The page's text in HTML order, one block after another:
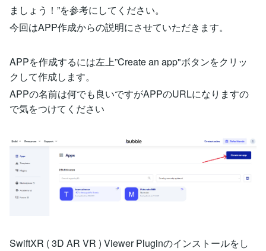
ましょう！”を参考にしてください。
今回はAPP作成からの説明にさせていただきます。
APPを作成するには左上”Create an app"ボタンをクリッ
クして作成します。
APPの名前は何でも良いですがAPPのURLになりますの
で気をつけてください
SwiftXR ( 3D AR VR ) Viewer Pluginのインストールをし